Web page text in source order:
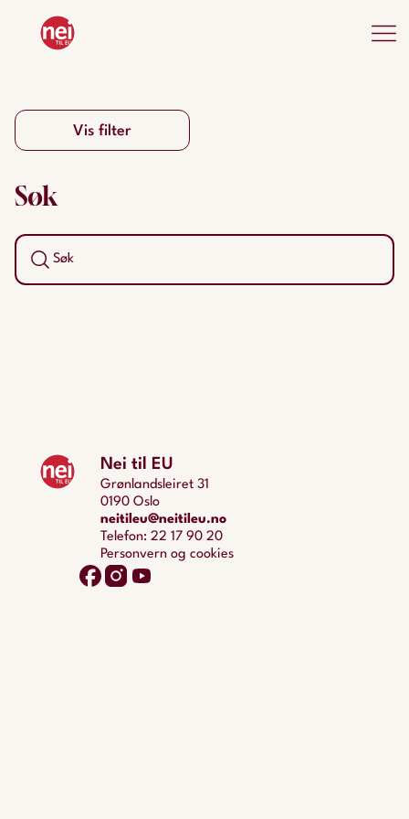
Søk
Vis filter
Nei til EU
Grønlandsleiret 31
0190 Oslo
neitileu@neitileu.no
Telefon: 22 17 90 20
Personvern og cookies